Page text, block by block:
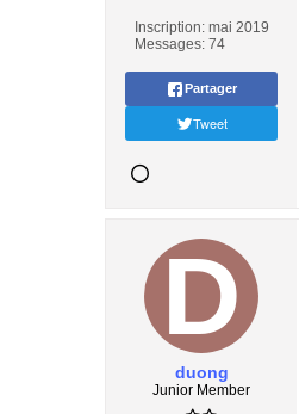
Inscription: mai 2019
Messages: 74
Partager
Tweet
duong
Junior Member